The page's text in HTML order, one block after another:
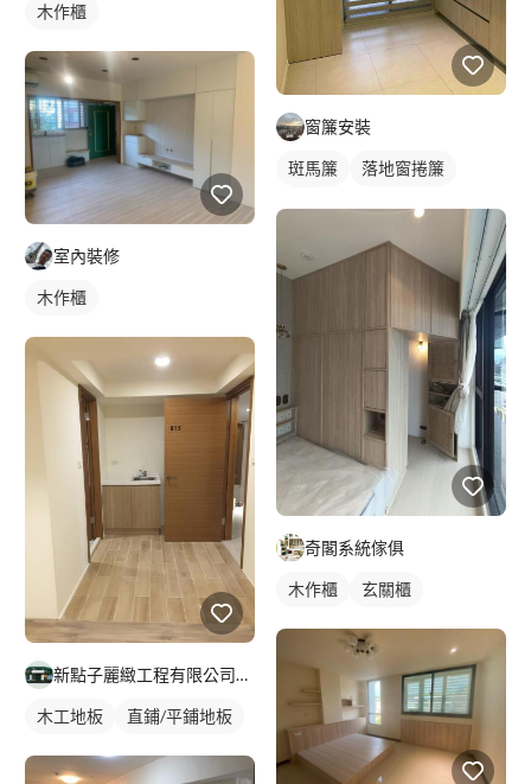
木作櫃
室內裝修
木作櫃
新點子麗緻工程有限公司~李懷玨
木工地板 直鋪/平鋪地板
窗簾安裝
斑馬簾
落地窗捲簾
奇閣系統傢俱
木作櫃 玄關櫃